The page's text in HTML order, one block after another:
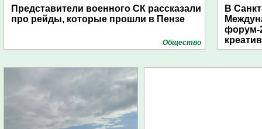
Представители военного СК рассказали
про рейды, которые прошли в Пензе
Общество
В
форум-